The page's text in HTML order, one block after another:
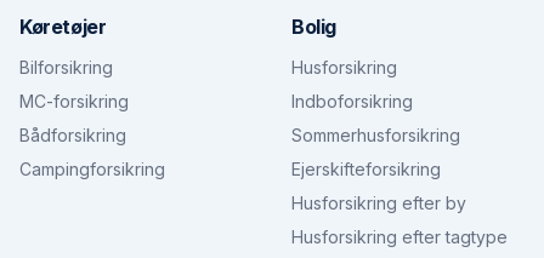
Køretøjer
Bilforsikring
MC-forsikring
Bådforsikring
Campingforsikring
Bolig
Husforsikring
Indboforsikring
Sommerhusforsikring
Ejerskifteforsikring
Husforsikring efter by
Husforsikring efter tagtype